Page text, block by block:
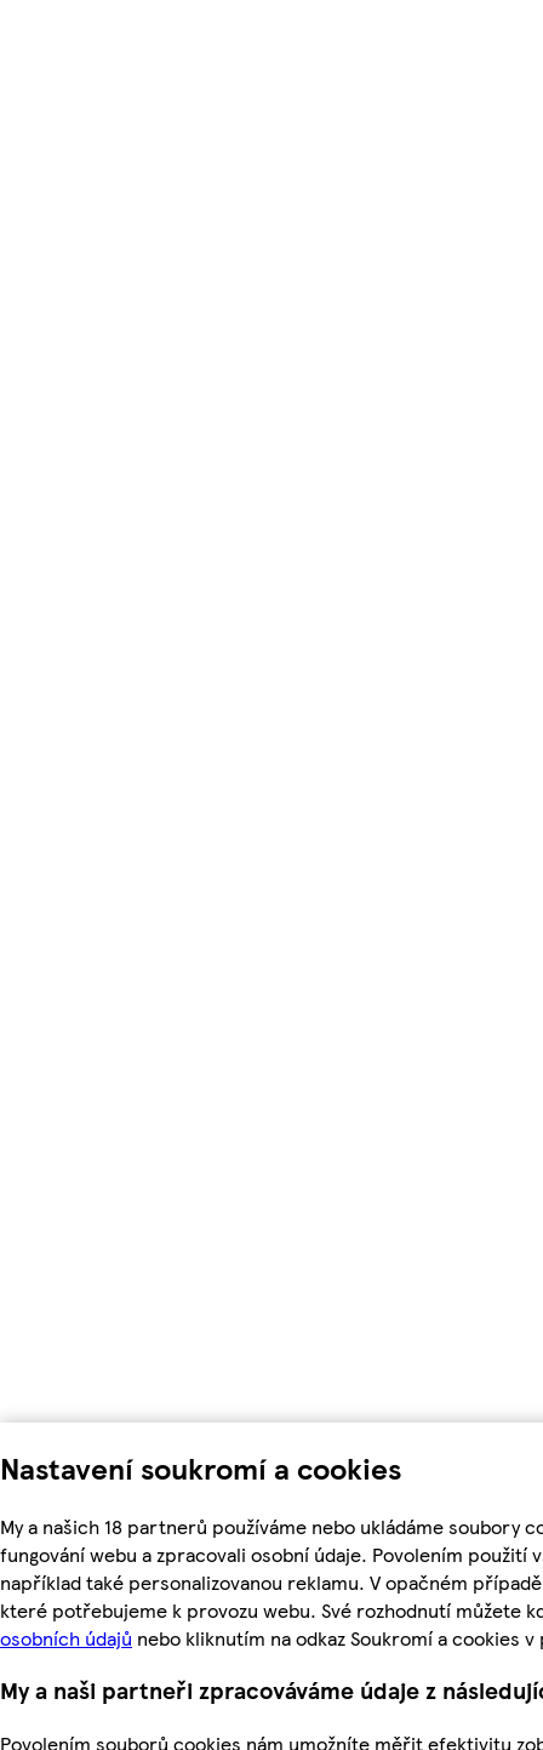
Nastavení soukromí a cookies
My a našich 18 partnerů používáme nebo ukládáme soubory
fungování webu a zpracovali osobní údaje. Povolením použití
například také personalizovanou reklamu. V opačném
které potřebujeme k provozu webu. Své rozhodnutí můžete
osobních údajů nebo kliknutím na odkaz Soukromí a cookies
My a naši partneři zpracováváme údaje z
Povolením souborů cookies nám umožníte měřit efektivitu